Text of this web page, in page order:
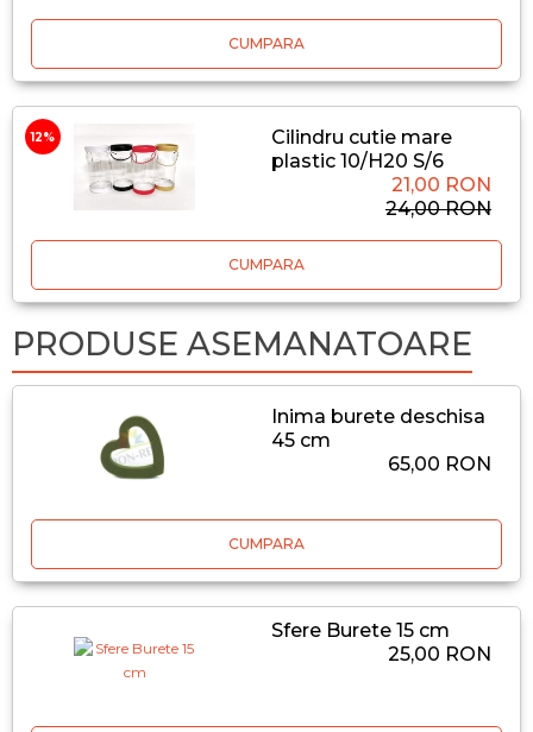
CUMPARA
12%
Cilindru cutie mare
plastic 10/H20 S/6
21,00 RON
24,00 RON
CUMPARA
PRODUSE ASEMANATOARE
Inima burete deschisa
45 cm
65,00 RON
CUMPARA
Sfere Burete 15 cm
25,00 RON